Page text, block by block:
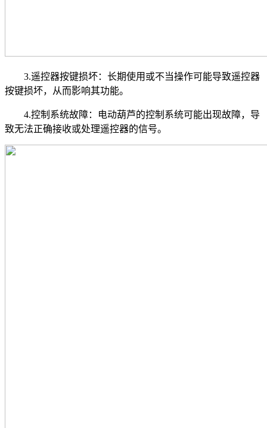
3.遥控器按键损坏：长期使用或不当操作可能导致遥控器
按键损坏，从而影响其功能。
4.控制系统故障：电动葫芦的控制系统可能出现故障，导
致无法正确接收或处理遥控器的信号。